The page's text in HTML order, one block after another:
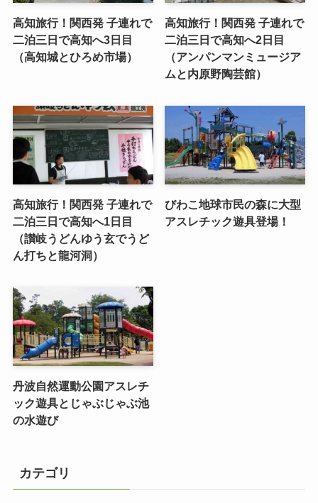
高知旅行！関西発 子連れで
二泊三日で高知へ3日目
（高知城とひろめ市場）
高知旅行！関西発 子連れで
二泊三日で高知へ2日目
（アンパンマンミュージア
ムと内原野陶芸館）
高知旅行！関西発 子連れで
二泊三日で高知へ1日目
（讃岐うどんゆう玄でうど
ん打ちと龍河洞）
びわこ地球市民の森に大型
アスレチック遊具登場！
丹波自然運動公園アスレチ
ック遊具とじゃぶじゃぶ池
の水遊び
カテゴリ